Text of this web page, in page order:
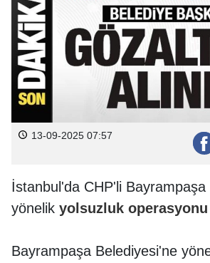
13-09-2025 07:57
İstanbul'da CHP'li Bayrampaşa
yönelik yolsuzluk operasyonu
Bayrampaşa Belediyesi'ne